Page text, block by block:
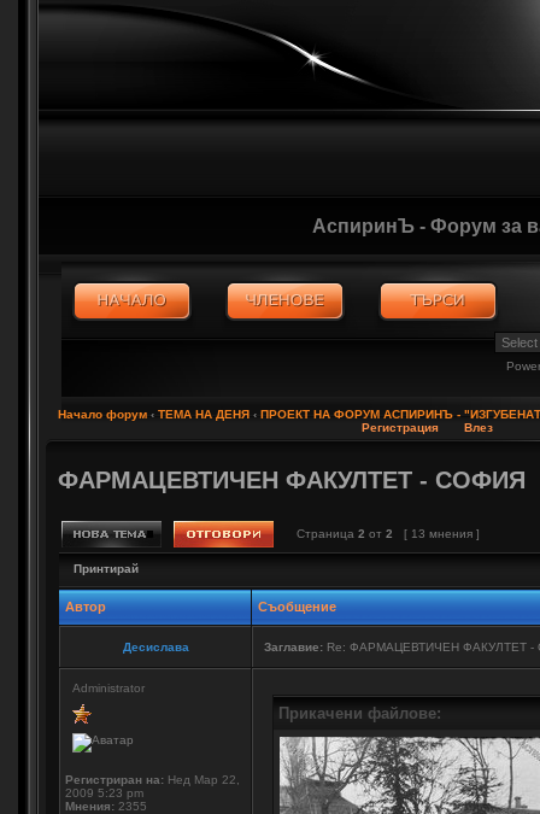
АспиринЪ - Форум за
Начало форум ‹ ТЕМА НА ДЕНЯ ‹ ПРОЕКТ НА ФОРУМ АСПИРИНЪ -
Регистрация
Влез
ФАРМАЦЕВТИЧЕН ФАКУЛТЕТ - СОФИЯ
Страница 2 от 2 [ 13 мнения ]
Принтирай
Автор Съобщение
Десислава Заглавие: Re: ФАРМАЦЕВТИЧЕН ФАКУЛТЕТ
Administrator
Регистриран на: Нед Мар 22,
2009 5:23 pm
Мнения: 2355
Прикачени файлове: